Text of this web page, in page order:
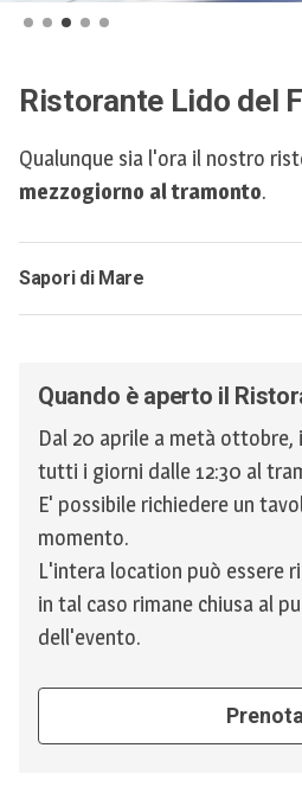
Ristorante Lido del
Qualunque sia l'ora il nostro
mezzogiorno al tramonto.
Sapori di Mare
Quando è aperto il
Dal 20 aprile a metà
tutti i giorni dalle 12:30 al
E' possibile richiedere un
momento.
L'intera location può essere
in tal caso rimane chiusa al
dell'evento.
Prenota